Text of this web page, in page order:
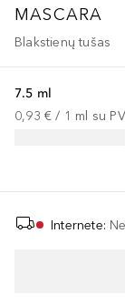
MASCARA
Blakstienų tušas
7.5 ml
0,93 € / 1 ml su
Internete: